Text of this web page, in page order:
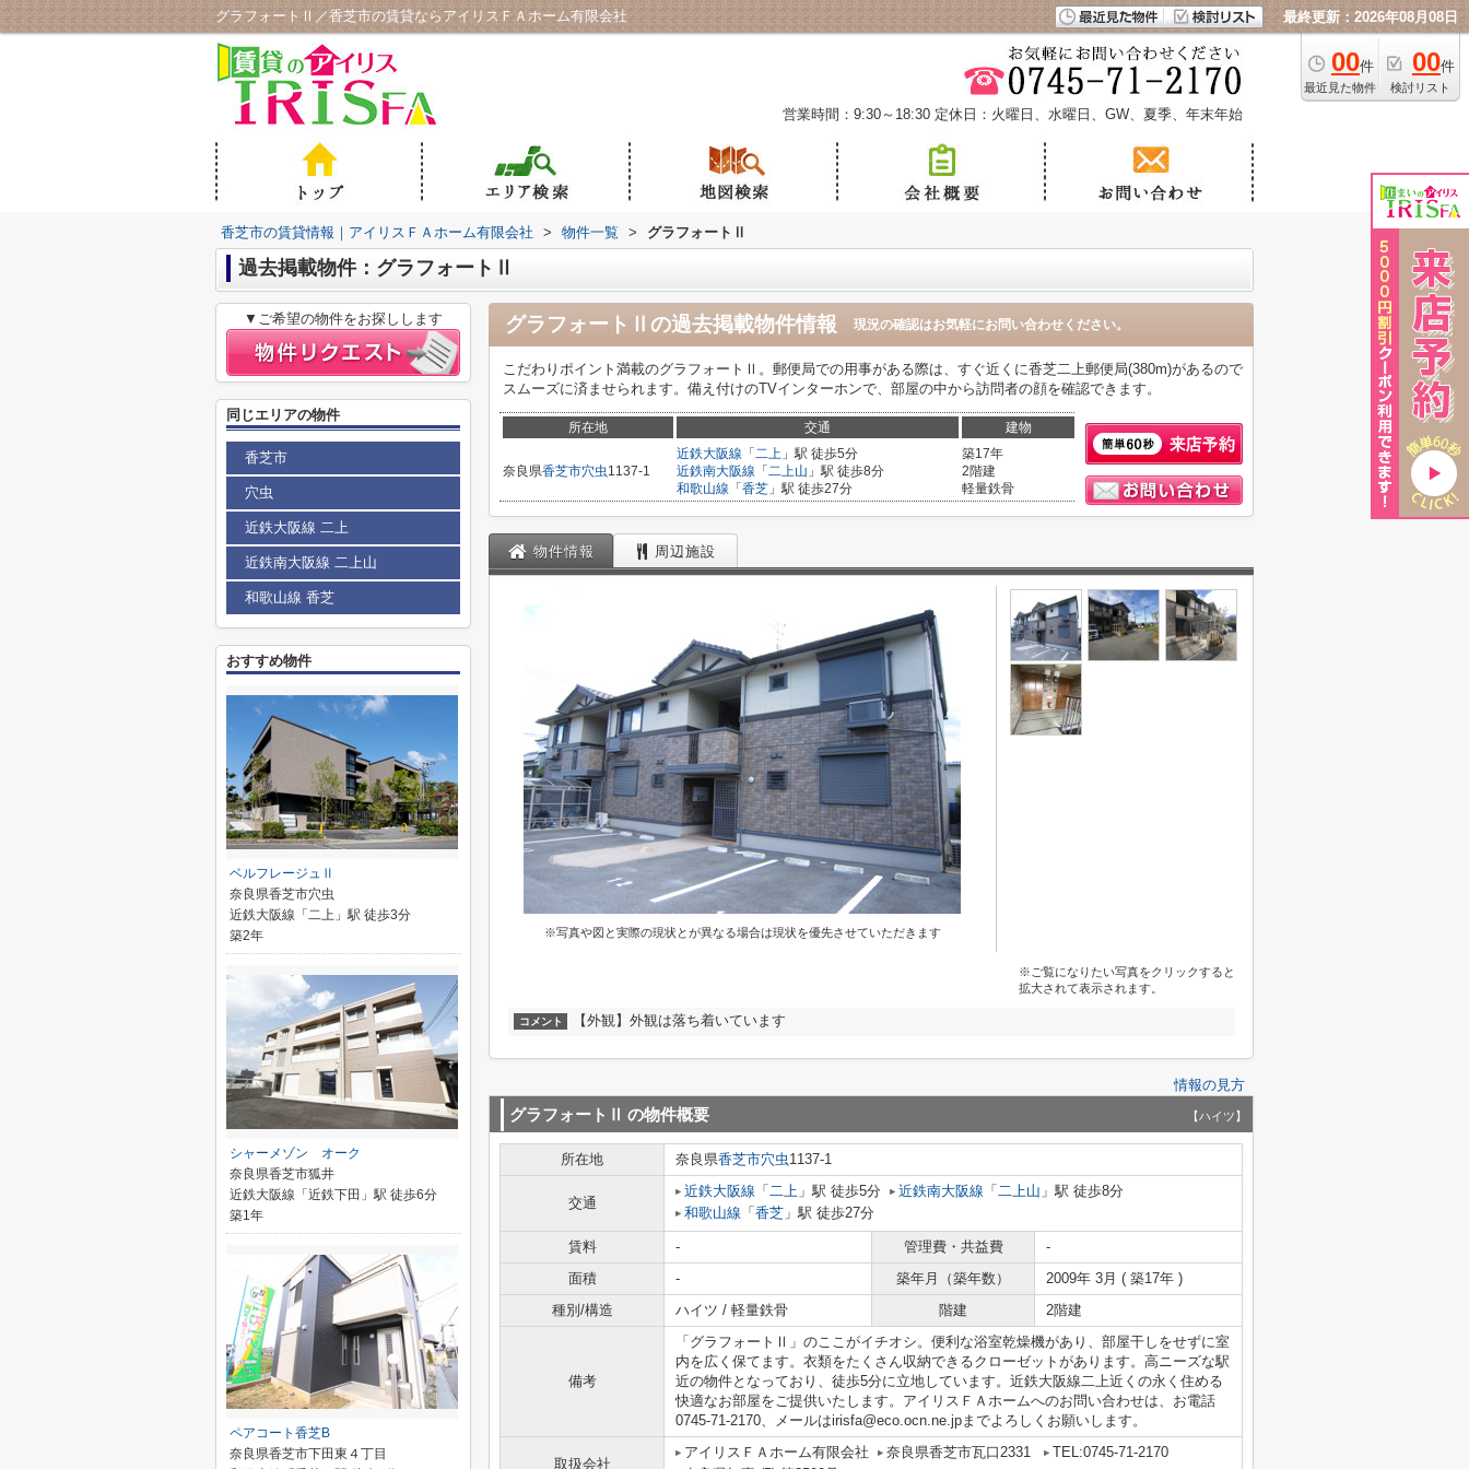
グラフォートⅡ／香芝市の賃貸ならアイリスＦＡホーム有限会社 最終更新：2026年08月08日
00件
最近見た物件
00件
検討リスト
営業時間：9:30～18:30 定休日：火曜日、水曜日、GW、夏季、年末年始
香芝市の賃貸情報｜アイリスＦＡホーム有限会社 > 物件一覧 > グラフォートⅡ
過去掲載物件：グラフォートⅡ
グラフォートⅡ の過去掲載物件情報 現況の確認はお気軽にお問い合わせください。
こだわりポイント満載のグラフォートⅡ。郵便局での用事がある際は、すぐ近くに香芝二上郵便局(380m)があるので
スムーズに済ませられます。備え付けのTVインターホンで、部屋の中から訪問者の顔を確認できます。
所在地 交通 建物
奈良県香芝市穴虫1137-1
近鉄大阪線 「 二上 」駅 徒歩5分
近鉄南大阪線 「 二上山 」駅 徒歩8分
和歌山線 「 香芝 」駅 徒歩27分
築17年
2階建
軽量鉄骨
物件情報 周辺施設
※写真や図と実際の現状とが異なる場合は現状を優先させていただきます
※ご覧になりたい写真をクリックすると
拡大されて表示されます。
コメント 【外観】外観は落ち着いています
情報の見方
グラフォートⅡ の物件概要 【ハイツ】
所在地 奈良県香芝市穴虫1137-1
交通
近鉄大阪線 「 二上 」駅 徒歩5分 近鉄南大阪線 「 二上山 」駅 徒歩8分
和歌山線 「 香芝 」駅 徒歩27分
賃料 - 管理費・共益費
-
面積
- 築年月（築年数）
2009年 3月 ( 築17年 )
種別/構造
ハイツ / 軽量鉄骨 階建 2階建
備考
「グラフォートⅡ」のここがイチオシ。便利な浴室乾燥機があり、部屋干しをせずに室
内を広く保てます。衣類をたくさん収納できるクローゼットがあります。高ニーズな駅
近の物件となっており、徒歩5分に立地しています。近鉄大阪線二上近くの永く住める
快適なお部屋をご提供いたします。アイリスＦＡホームへのお問い合わせは、お電話
0745-71-2170、メールはirisfa@eco.ocn.ne.jpまでよろしくお願いします。
取扱会社
アイリスＦＡホーム有限会社 奈良県香芝市瓦口2331
TEL:0745-71-2170
▼ご希望の物件をお探しします
同じエリアの物件
香芝市
穴虫
近鉄大阪線 二上
近鉄南大阪線 二上山
和歌山線 香芝
おすすめ物件
ベルフレージュⅡ
奈良県香芝市穴虫
近鉄大阪線「二上」駅 徒歩3分
築2年
シャーメゾン オーク
奈良県香芝市狐井
近鉄大阪線「近鉄下田」駅 徒歩6分
築1年
ペアコート香芝B
奈良県香芝市下田東４丁目